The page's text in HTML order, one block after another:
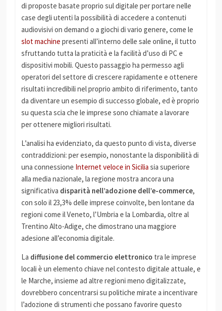
di proposte basate proprio sul digitale per portare nelle
case degli utenti la possibilità di accedere a contenuti
audiovisivi on demand o a giochi di vario genere, come le
slot machine presenti all’interno delle sale online, il tutto
sfruttando tutta la praticità e la facilità d’uso di PC e
dispositivi mobili. Questo passaggio ha permesso agli
operatori del settore di crescere rapidamente e ottenere
risultati incredibili nel proprio ambito di riferimento, tanto
da diventare un esempio di successo globale, ed è proprio
su questa scia che le imprese sono chiamate a lavorare
per ottenere migliori risultati.
L’analisi ha evidenziato, da questo punto di vista, diverse
contraddizioni: per esempio, nonostante la disponibilità di
una connessione Internet veloce in Sicilia sia superiore
alla media nazionale, la regione mostra ancora una
significativa disparità nell’adozione dell’e-commerce,
con solo il 23,3% delle imprese coinvolte, ben lontane da
regioni come il Veneto, l’Umbria e la Lombardia, oltre al
Trentino Alto-Adige, che dimostrano una maggiore
adesione all’economia digitale.
La diffusione del commercio elettronico tra le imprese
locali è un elemento chiave nel contesto digitale attuale, e
le Marche, insieme ad altre regioni meno digitalizzate,
dovrebbero concentrarsi su politiche mirate a incentivare
l’adozione di strumenti che possano favorire questo